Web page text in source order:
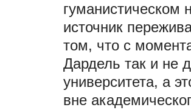
гуманистическом
источник
том, что с
Дардель так и не
университета, а
вне